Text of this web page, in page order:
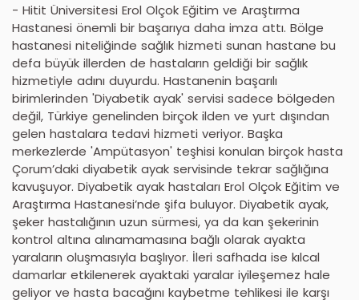
- Hitit Üniversitesi Erol Olçok Eğitim ve Araştırma
Hastanesi önemli bir başarıya daha imza attı. Bölge
hastanesi niteliğinde sağlık hizmeti sunan hastane bu
defa büyük illerden de hastaların geldiği bir sağlık
hizmetiyle adını duyurdu. Hastanenin başarılı
birimlerinden 'Diyabetik ayak' servisi sadece bölgeden
değil, Türkiye genelinden birçok ilden ve yurt dışından
gelen hastalara tedavi hizmeti veriyor. Başka
merkezlerde 'Ampütasyon' teşhisi konulan birçok hasta
Çorum’daki diyabetik ayak servisinde tekrar sağlığına
kavuşuyor. Diyabetik ayak hastaları Erol Olçok Eğitim ve
Araştırma Hastanesi’nde şifa buluyor. Diyabetik ayak,
şeker hastalığının uzun sürmesi, ya da kan şekerinin
kontrol altına alınamamasına bağlı olarak ayakta
yaraların oluşmasıyla başlıyor. İleri safhada ise kılcal
damarlar etkilenerek ayaktaki yaralar iyileşemez hale
geliyor ve hasta bacağını kaybetme tehlikesi ile karşı